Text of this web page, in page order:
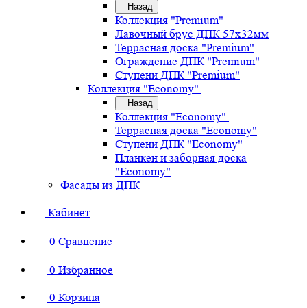
Назад
Коллекция "Premium"
Лавочный брус ДПК 57х32мм
Террасная доска "Premium"
Ограждение ДПК "Premium"
Ступени ДПК "Premium"
Коллекция "Economy"
Назад
Коллекция "Economy"
Террасная доска "Economy"
Ступени ДПК "Economy"
Планкен и заборная доска
"Economy"
Фасады из ДПК
Кабинет
0 Сравнение
0 Избранное
0 Корзина